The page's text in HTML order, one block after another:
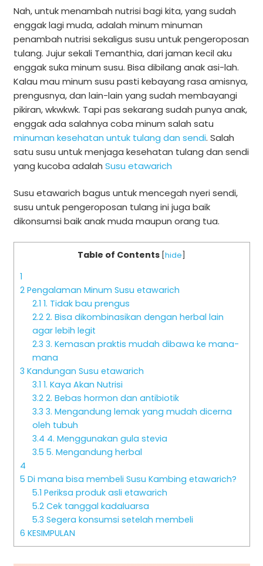
Nah, untuk menambah nutrisi bagi kita, yang sudah
enggak lagi muda, adalah minum minuman
penambah nutrisi sekaligus susu untuk pengeroposan
tulang. Jujur sekali Temanthia, dari jaman kecil aku
enggak suka minum susu. Bisa dibilang anak asi-lah.
Kalau mau minum susu pasti kebayang rasa amisnya,
prengusnya, dan lain-lain yang sudah membayangi
pikiran, wkwkwk. Tapi pas sekarang sudah punya anak,
enggak ada salahnya coba minum salah satu
minuman kesehatan untuk tulang dan sendi. Salah
satu susu untuk menjaga kesehatan tulang dan sendi
yang kucoba adalah Susu etawarich
Susu etawarich bagus untuk mencegah nyeri sendi,
susu untuk pengeroposan tulang ini juga baik
dikonsumsi baik anak muda maupun orang tua.
Table of Contents hide
1
2Pengalaman Minum Susu etawarich
2.1 1. Tidak bau prengus
2.22. Bisa dikombinasikan dengan herbal lain
agar lebih legit
2.3 3. Kemasan praktis mudah dibawa ke mana-
mana
3 Kandungan Susu etawarich
3.1 1. Kaya Akan Nutrisi
3.22. Bebas hormon dan antibiotik
3.3 3. Mengandung lemak yang mudah dicerna
oleh tubuh
3.4 4. Menggunakan gula stevia
3.5 5. Mengandung herbal
4
5 Di mana bisa membeli Susu Kambing etawarich?
5.1 Periksa produk asli etawarich
5.2Cek tanggal kadaluarsa
5.3 Segera konsumsi setelah membeli
6 KESIMPULAN